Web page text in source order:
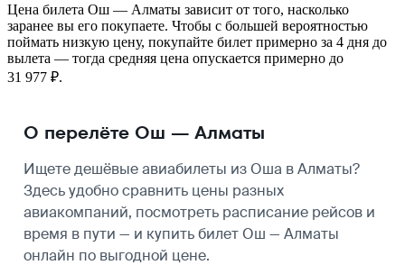
Цена билета Ош — Алматы зависит от того, насколько
заранее вы его покупаете. Чтобы с большей вероятностью
поймать низкую цену, покупайте билет примерно за 4 дня до
вылета — тогда средняя цена опускается примерно до
31 977 ₽.
О перелёте Ош — Алматы
Ищете дешёвые авиабилеты из Оша в Алматы?
Здесь удобно сравнить цены разных
авиакомпаний, посмотреть расписание рейсов и
время в пути — и купить билет Ош — Алматы
онлайн по выгодной цене.